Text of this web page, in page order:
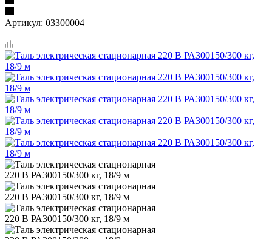
Артикул: 03300004